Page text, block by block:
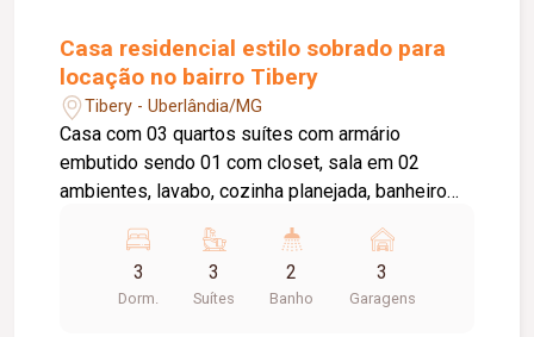
Casa residencial estilo sobrado para
locação no bairro Tibery
Tibery - Uberlândia/MG
Casa com 03 quartos suítes com armário
embutido sendo 01 com closet, sala em 02
ambientes, lavabo, cozinha planejada, banheiro
lavanderia coberta, varanda gourmet com
churrasqueira, piscina aquecida, banheiro externo,
cômodo despejo, 03 vagas de garagem.
3
Dorm.
3
Suítes
2
Banho
3
Garagens